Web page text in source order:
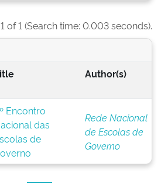
of 1 (Search time: 0.003 seconds).
Author(s)
Encontro
das
de
Rede Nacional
de Escolas de
Governo